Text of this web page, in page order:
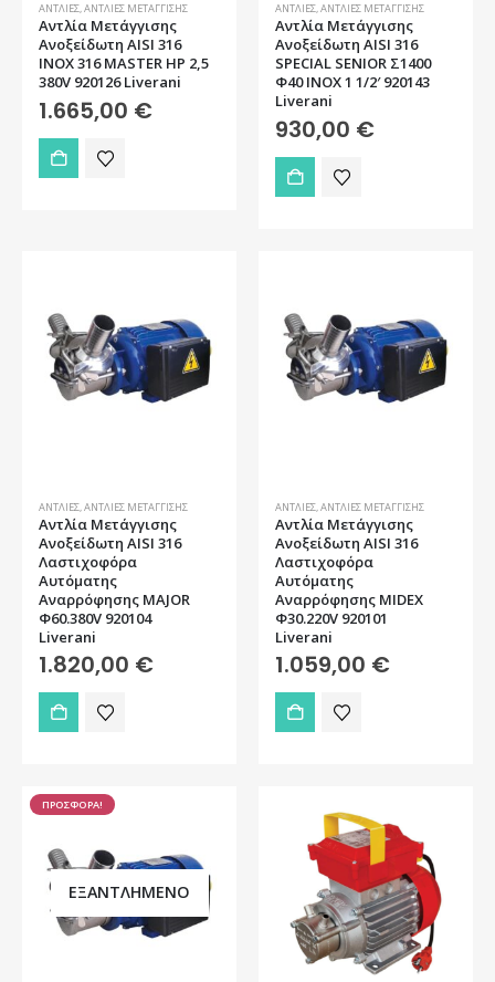
ΑΝΤΛΊΕΣ,ΑΝΤΛΊΕΣ ΜΕΤΆΓΓΙΣΗΣ
Αντλία Μετάγγισης
Ανοξείδωτη AISI 316
INOX 316 MASTER HP 2,5
380V 920126 Liverani
1.665,00 €
ΑΝΤΛΊΕΣ,ΑΝΤΛΊΕΣ ΜΕΤΆΓΓΙΣΗΣ
Αντλία Μετάγγισης
Ανοξείδωτη AISI 316
SPECIAL SENIOR Σ1400
Φ40 INOX 1 1/2′ 920143
Liverani
930,00 €
ΑΝΤΛΊΕΣ ΑΝΤΛΊΕΣ ΜΕΤΆΓΓΙΣΗΣ
Αντλία Μετάγγισης
Ανοξείδωτη AISI 316
Λαστιχοφόρα
Αυτόματης
Αναρρόφησης MAJOR
Φ60.380V 920104
Liverani
1.820,00 €
ΑΝΤΛΊΕΣ ΑΝΤΛΊΕΣ ΜΕΤΆΓΓΙΣΗΣ
Αντλία Μετάγγισης
Ανοξείδωτη AISI 316
Λαστιχοφόρα
Αυτόματης
Αναρρόφησης MIDEX
Φ30.220V 920101
Liverani
1.059,00 €
ΠΡΟΣΦΟΡΑ!
ΕΞΑΝΤΛΗΜΈΝΟ